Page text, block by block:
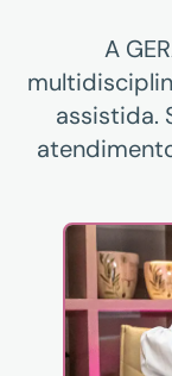
A
assistida.